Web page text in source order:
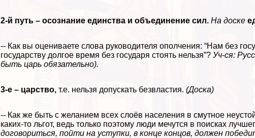
2-й путь – осознание единства и объединение сил.На доске
-- Как вы оцениваете слова руководителя ополчения: “Нам без
государству долгое время без государя стоять нельзя”?Уч-ся:
быть царь обязательно).
3-е – царство,т.е. нельзя допускать безвластия.(Доска)
-- Как же быть с желанием всех слоёв населения в смутное
каких-то льгот, ведь только поэтому люди мечутся в поисках
договориться, пойти на уступки, в конце концов, должен